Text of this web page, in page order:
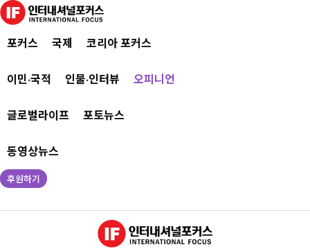
포커스 국제 코리아 포커스
이민·국적 인물·인터뷰 오피니언
글로벌라이프 포토뉴스
동영상뉴스
후원하기